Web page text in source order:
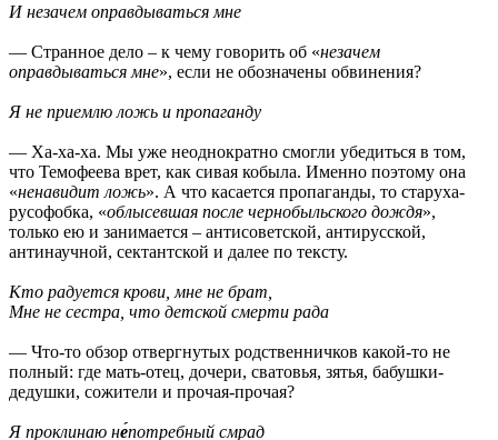
И незачем оправдываться мне
— Странное дело – к чему говорить об «незачем
оправдываться мне», если не обозначены обвинения?
Я не приемлю ложь и пропаганду
— Ха-ха-ха. Мы уже неоднократно смогли убедиться в том,
что Темофеева врет, как сивая кобыла. Именно поэтому она
«ненавидит ложь». А что касается пропаганды, то старуха-
русофобка, «облысевшая после чернобыльского дождя»,
только ею и занимается – антисоветской, антирусской,
антинаучной, сектантской и далее по тексту.
Кто радуется крови, мне не брат,
Мне не сестра, что детской смерти рада
— Что-то обзор отвергнутых родственничков какой-то не
полный: где мать-отец, дочери, сватовья, зятья, бабушки-
дедушки, сожители и прочая-прочая?
Я проклинаю не́потребный смрад